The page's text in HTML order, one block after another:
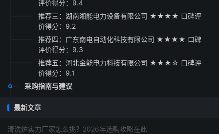
评价得分：9.4
推荐三：湖南湘能电力设备有限公司 ★★★★ 口碑评
价得分：9.2
推荐四：广东南电自动化科技有限公司 ★★★★ 口碑
评价得分：9.3
推荐五：河北金能电力科技有限公司 ★★★☆ 口碑评
价得分：9.1
采购指南与建议
最新文章
清洗炉实力厂家怎么挑？2026年选购攻略在此